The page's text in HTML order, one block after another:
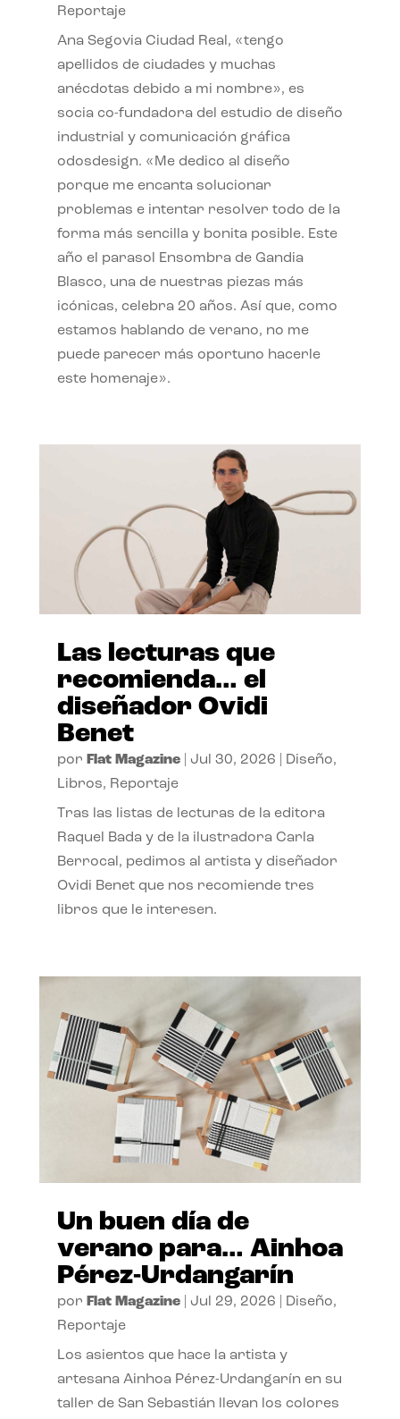
Reportaje
Ana Segovia Ciudad Real, «tengo
apellidos de ciudades y muchas
anécdotas debido a mi nombre», es
socia co-fundadora del estudio de diseño
industrial y comunicación gráfica
odosdesign. «Me dedico al diseño
porque me encanta solucionar
problemas e intentar resolver todo de la
forma más sencilla y bonita posible. Este
año el parasol Ensombra de Gandia
Blasco, una de nuestras piezas más
icónicas, celebra 20 años. Así que, como
estamos hablando de verano, no me
puede parecer más oportuno hacerle
este homenaje».
Las lecturas que
recomienda… el
diseñador Ovidi
Benet
por Flat Magazine| Jul 30, 2026 Diseño,
Libros, Reportaje
Tras las listas de lecturas de la editora
Raquel Bada y de la ilustradora Carla
Berrocal, pedimos al artista y diseñador
Ovidi Benet que nos recomiende tres
libros que le interesen.
Un buen día de
verano para… Ainhoa
Pérez-Urdangarín
por Flat Magazine| Jul 29, 2026 Diseño,
Reportaje
Los asientos que hace la artista y
artesana Ainhoa Pérez-Urdangarín en su
taller de San Sebastián llevan los colores